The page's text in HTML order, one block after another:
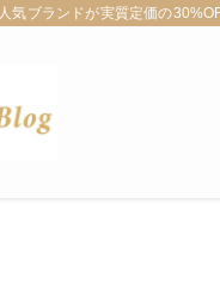
気ブランドが実質定価の